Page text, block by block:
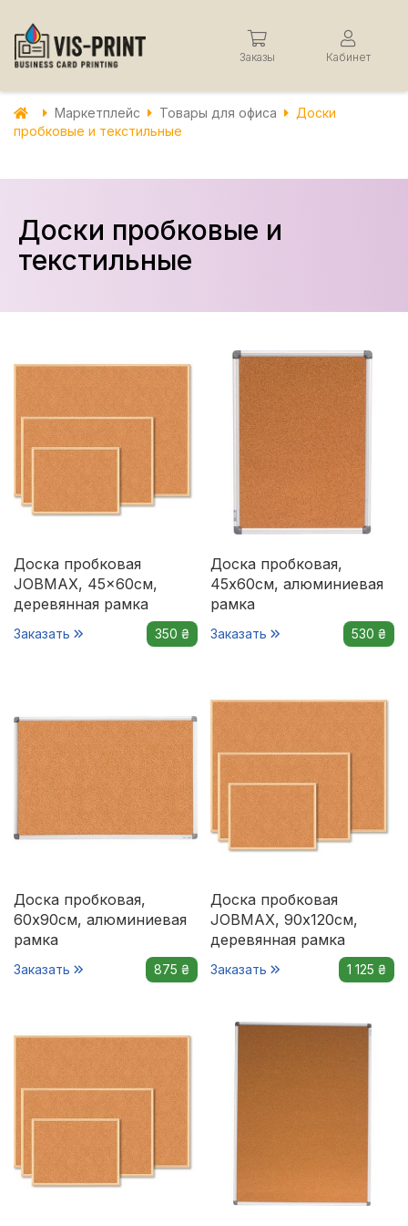
Заказы Кабинет
Маркетплейс Товары для офиса
Доски
пробковые и текстильные
Доски пробковые и
текстильные
Доска пробковая
JOBMAX, 45x60см,
деревянная рамка
Заказать 350 ₴
Доска пробковая,
45x60см, алюминиевая
рамка
Заказать 530 ₴
Доска пробковая,
60x90см, алюминиевая
рамка
Заказать 875 ₴
Доска пробковая
JOBMAX, 90х120см,
деревянная рамка
Заказать 1 125 ₴